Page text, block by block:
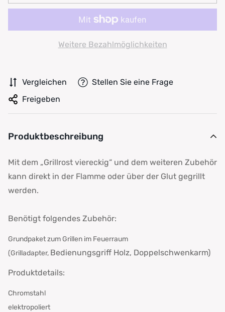
Weitere Bezahlmöglichkeiten
Vergleichen
Stellen Sie eine Frage
Freigeben
Produktbeschreibung
Mit dem „Grillrost viereckig“ und dem weiteren Zubehör
kann direkt in der Flamme oder über der Glut gegrillt
werden.
Benötigt folgendes Zubehör:
Grundpaket zum Grillen im Feuerraum
(Grilladapter, Bedienungsgriff Holz, Doppelschwenkarm)
Produktdetails:
Chromstahl
elektropoliert